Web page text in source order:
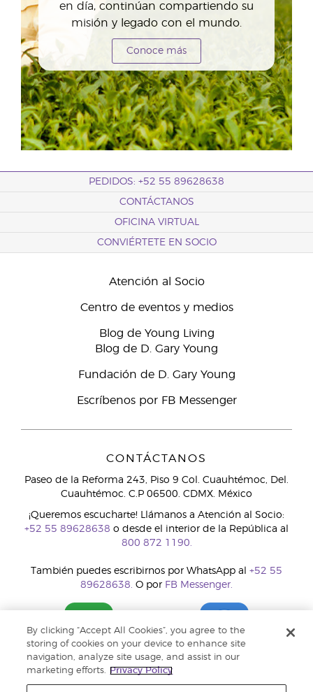
en día, continúan compartiendo su
misión y legado con el mundo.
Conoce más
PEDIDOS: +52 55 89628638
CONTÁCTANOS
OFICINA VIRTUAL
CONVIÉRTETE EN SOCIO
Atención al Socio
Centro de eventos y medios
Blog de Young Living
Blog de D. Gary Young
Fundación de D. Gary Young
Escríbenos por FB Messenger
CONTÁCTANOS
Paseo de la Reforma 243, Piso 9 Col. Cuauhtémoc, Del.
Cuauhtémoc. C.P 06500. CDMX. México
¡Queremos escucharte! Llámanos a Atención al Socio:
+52 55 89628638 o desde el interior de la República al
800 872 1190.
También puedes escribirnos por WhatsApp al +52 55
89628638. O por FB Messenger.
By clicking “Accept All Cookies”, you agree to the
storing of cookies on your device to enhance site
navigation, analyze site usage, and assist in our
marketing efforts.
Privacy Policy